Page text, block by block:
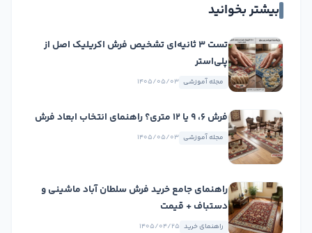
بیشتر بخوانید
تست ۳ ثانیه‌ای تشخیص فرش اکریلیک اصل از
پلی‌استر
مجله آموزشی ۱۴۰۵/۰۵/۰۳
فرش ۶، ۹ یا ۱۲ متری؟ راهنمای انتخاب ابعاد فرش
مجله آموزشی ۱۴۰۵/۰۵/۰۳
راهنمای جامع خرید فرش سلطان آباد ماشینی و
دستباف + قیمت
راهنمای خرید ۱۴۰۵/۰۴/۲۵